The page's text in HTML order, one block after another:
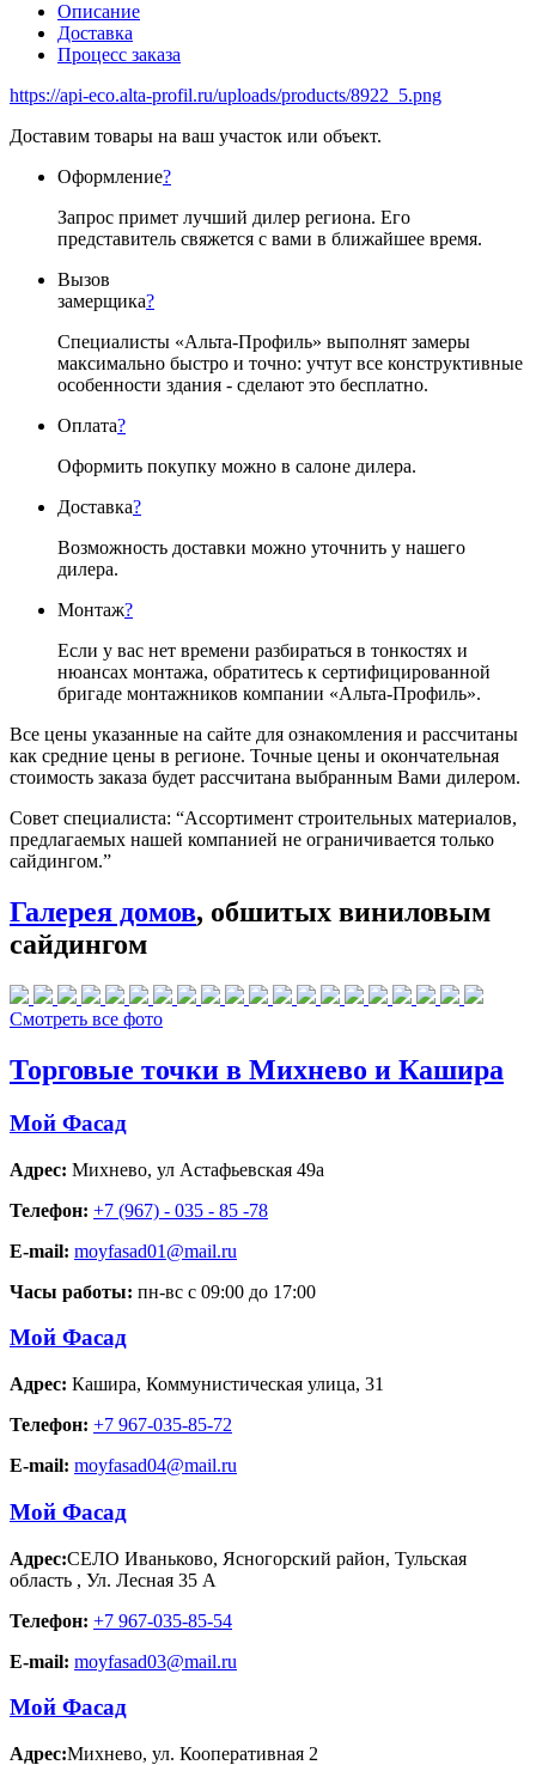
Описание
Доставка
Процесс заказа
https://api-eco.alta-profil.ru/uploads/products/8922_5.png
Доставим товары на ваш участок или объект.
Оформление?
Запрос примет лучший дилер региона. Его
представитель свяжется с вами в ближайшее время.
Вызов
замерщика?
Специалисты «Альта-Профиль» выполнят замеры
максимально быстро и точно: учтут все конструктивные
особенности здания - сделают это бесплатно.
Оплата?
Оформить покупку можно в салоне дилера.
Доставка?
Возможность доставки можно уточнить у нашего
дилера.
Монтаж?
Если у вас нет времени разбираться в тонкостях и
нюансах монтажа, обратитесь к сертифицированной
бригаде монтажников компании «Альта-Профиль».
Все цены указанные на сайте для ознакомления и рассчитаны
как средние цены в регионе. Точные цены и окончательная
стоимость заказа будет рассчитана выбранным Вами дилером.
Совет специалиста: “Ассортимент строительных материалов,
предлагаемых нашей компанией не ограничивается только
сайдингом.”
Галерея домов, обшитых виниловым
сайдингом
Смотреть все фото
Торговые точки в Михнево и Кашира
Мой Фасад
Адрес: Михнево, ул Астафьевская 49а
Телефон: +7 (967) - 035 - 85 -78
E-mail: moyfasad01@mail.ru
Часы работы: пн-вс с 09:00 до 17:00
Мой Фасад
Адрес: Кашира, Коммунистическая улица, 31
Телефон: +7 967-035-85-72
E-mail: moyfasad04@mail.ru
Мой Фасад
Адрес:СЕЛО Иваньково, Ясногорский район, Тульская
область , Ул. Лесная 35 А
Телефон: +7 967-035-85-54
E-mail: moyfasad03@mail.ru
Мой Фасад
Адрес:Михнево, ул. Кооперативная 2